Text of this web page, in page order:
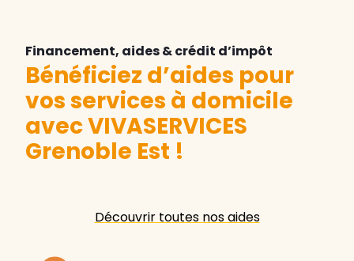
Financement, aides & crédit d’impôt
Bénéficiez d’aides pour
vos services à domicile
avec VIVASERVICES
Grenoble Est !
Découvrir toutes nos aides